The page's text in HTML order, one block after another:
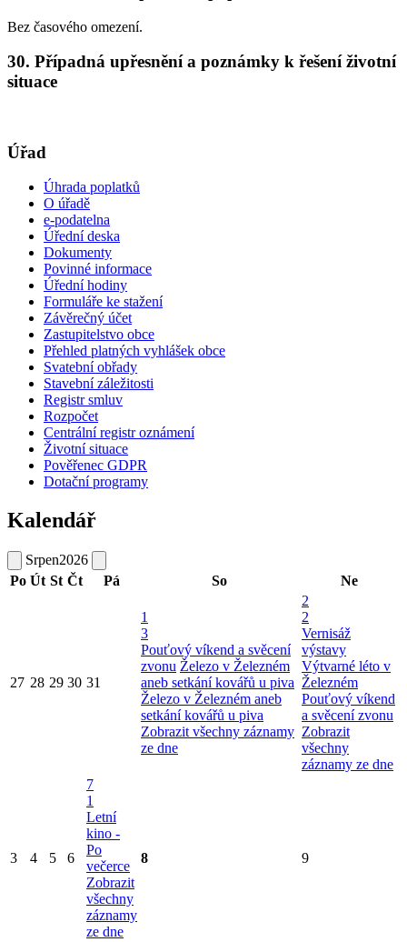
Bez časového omezení.
30. Případná upřesnění a poznámky k řešení životní
situace
Úřad
Úhrada poplatků
O úřadě
e-podatelna
Úřední deska
Dokumenty
Povinné informace
Úřední hodiny
Formuláře ke stažení
Závěrečný účet
Zastupitelstvo obce
Přehled platných vyhlášek obce
Svatební obřady
Stavební záležitosti
Registr smluv
Rozpočet
Centrální registr oznámení
Životní situace
Pověřenec GDPR
Dotační programy
Kalendář
Srpen2026
Po Út St Čt Pá So Ne
27 28 29 30 31
1
3
Pouťový víkend a svěcení
zvonu Železo v Železném
aneb setkání kovářů u piva
Železo v Železném aneb
setkání kovářů u piva
Zobrazit všechny záznamy
ze dne
2
2
Vernisáž
výstavy
Výtvarné léto v
Železném
Pouťový víkend
a svěcení zvonu
Zobrazit
všechny
záznamy ze dne
3 4 5 6
7
1
Letní
kino -
Po
večerce
Zobrazit
všechny
záznamy
ze dne
8 9